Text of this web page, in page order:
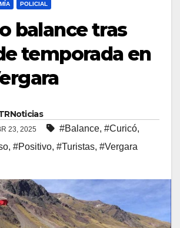
POLICIAL
balance tras
temporada en
23, 2025 #Balance, #Curicó,
, #Positivo, #Turistas, #Vergara